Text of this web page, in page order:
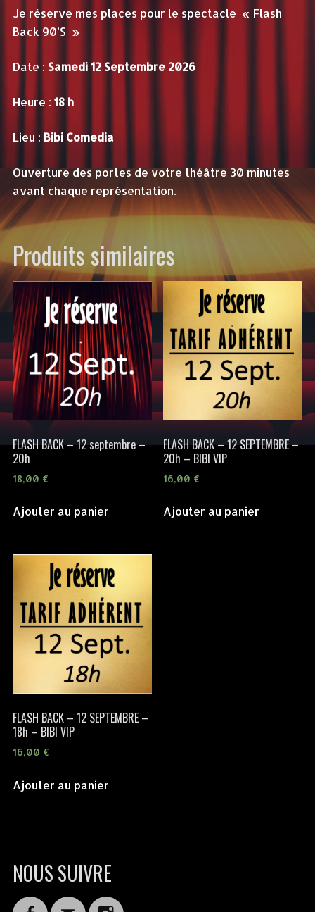
Je réserve mes places pour le spectacle « Flash
Back 90’S »
Date : Samedi 12 Septembre 2026
Heure : 18 h
Lieu : Bibi Comedia
Ouverture des portes de votre théâtre 30 minutes
avant chaque représentation.
Produits similaires
FLASH BACK – 12 septembre –
20h
18,00 €
Ajouter au panier
FLASH BACK – 12 SEPTEMBRE –
20h – BIBI VIP
16,00 €
Ajouter au panier
FLASH BACK – 12 SEPTEMBRE –
18h – BIBI VIP
16,00 €
Ajouter au panier
NOUS SUIVRE